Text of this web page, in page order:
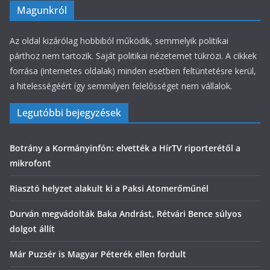
Magunkról
Az oldal kizárólag hobbiból működik, semmelyik politikai
párthoz nem tartozik. Saját politikai nézetemet tükrözi. A cikkek
forrása (internetes oldalak) minden esetben feltüntetésre kerül,
a hitelességéért így semmilyen felelősséget nem vállalok.
Legutóbbi bejegyzések
Botrány a Kormányinfón: elvették a HírTV riporterétől a
mikrofont
Riasztó helyzet alakult ki a Paksi Atomerőműnél
Durván megvádolták Baka Andrást, Rétvári Bence súlyos
dolgot állít
Már Puzsér is Magyar Péterék ellen fordult